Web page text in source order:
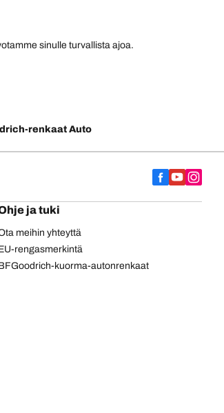
sinulle turvallista ajoa.
renkaat Auto
ja tuki
meihin yhteyttä
rengasmerkintä
kuorma-autonrenkaat